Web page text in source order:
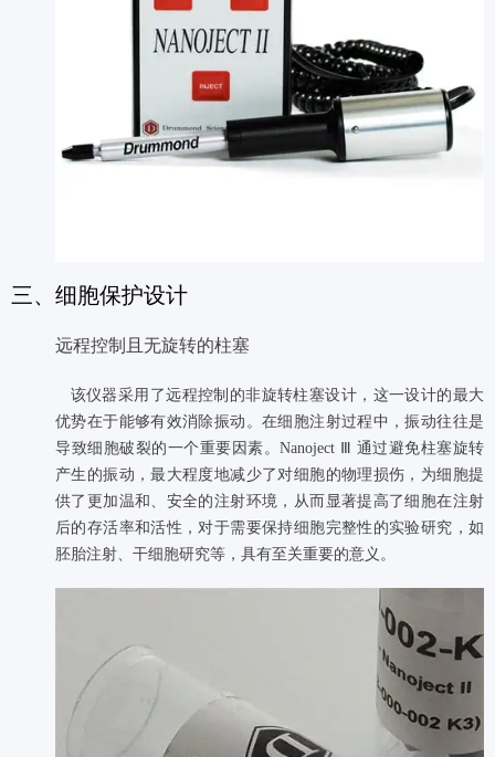
三、细胞保护设计
远程控制且无旋转的柱塞
该仪器采用了远程控制的非旋转柱塞设计，这一设计的最大
优势在于能够有效消除振动。在细胞注射过程中，振动往往是
导致细胞破裂的一个重要因素。Nanoject Ⅲ 通过避免柱塞旋转
产生的振动，最大程度地减少了对细胞的物理损伤，为细胞提
供了更加温和、安全的注射环境，从而显著提高了细胞在注射
后的存活率和活性，对于需要保持细胞完整性的实验研究，如
胚胎注射、干细胞研究等，具有至关重要的意义。